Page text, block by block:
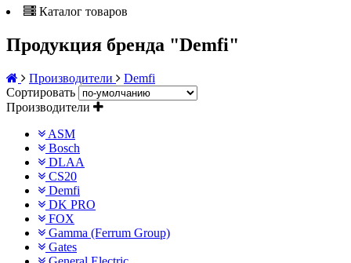
Каталог товаров
Продукция бренда "Demfi"
Производители
Demfi
Сортировать
Производители
ASM
Bosch
DLAA
CS20
Demfi
DK PRO
FOX
Gamma (Ferrum Group)
Gates